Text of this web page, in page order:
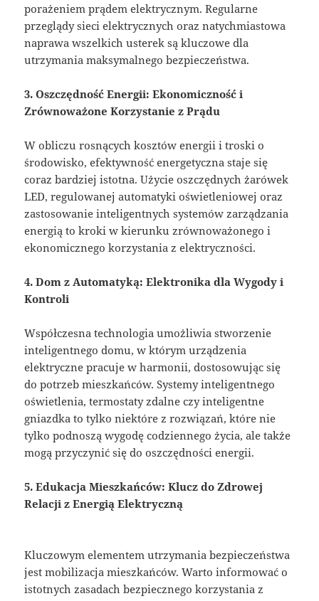
porażeniem prądem elektrycznym. Regularne
przeglądy sieci elektrycznych oraz natychmiastowa
naprawa wszelkich usterek są kluczowe dla
utrzymania maksymalnego bezpieczeństwa.
3. Oszczędność Energii: Ekonomiczność i
Zrównoważone Korzystanie z Prądu
W obliczu rosnących kosztów energii i troski o
środowisko, efektywność energetyczna staje się
coraz bardziej istotna. Użycie oszczędnych żarówek
LED, regulowanej automatyki oświetleniowej oraz
zastosowanie inteligentnych systemów zarządzania
energią to kroki w kierunku zrównoważonego i
ekonomicznego korzystania z elektryczności.
4. Dom z Automatyką: Elektronika dla Wygody i
Kontroli
Współczesna technologia umożliwia stworzenie
inteligentnego domu, w którym urządzenia
elektryczne pracuje w harmonii, dostosowując się
do potrzeb mieszkańców. Systemy inteligentnego
oświetlenia, termostaty zdalne czy inteligentne
gniazdka to tylko niektóre z rozwiązań, które nie
tylko podnoszą wygodę codziennego życia, ale także
mogą przyczynić się do oszczędności energii.
5. Edukacja Mieszkańców: Klucz do Zdrowej
Relacji z Energią Elektryczną
Kluczowym elementem utrzymania bezpieczeństwa
jest mobilizacja mieszkańców. Warto informować o
istotnych zasadach bezpiecznego korzystania z